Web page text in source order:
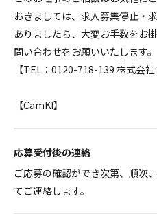
おきましては、求人募集停止・
ありましたら、大変お手数をお
問い合わせをお願いいたします。
【TEL：0120-718-139 株式会
【CamKI】
応募受付後の連絡
ご応募の確認ができ次第、順次
てご連絡します。